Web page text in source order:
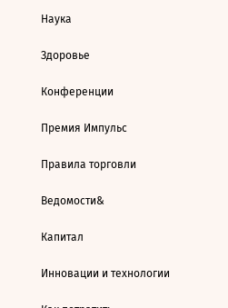
Наука
Здоровье
Конференции
Премия Импульс
Правила торговли
Ведомости&
Капитал
Инновации и технологии